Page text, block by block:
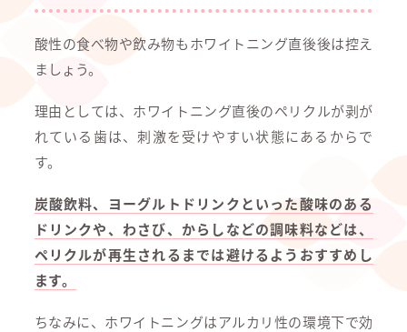
酸性の食べ物や飲み物もホワイトニング直後後は控え
ましょう。
理由としては、ホワイトニング直後のペリクルが剥が
れている歯は、刺激を受けやすい状態にあるからで
す。
炭酸飲料、ヨーグルトドリンクといった酸味のある
ドリンクや、わさび、からしなどの調味料などは、
ペリクルが再生されるまでは避けるようおすすめし
ます。
ちなみに、ホワイトニングはアルカリ性の環境下で効